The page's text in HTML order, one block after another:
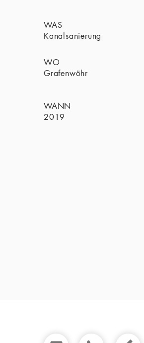
WAS
Kanalsanierung
WO
Grafenwöhr
WANN
2019